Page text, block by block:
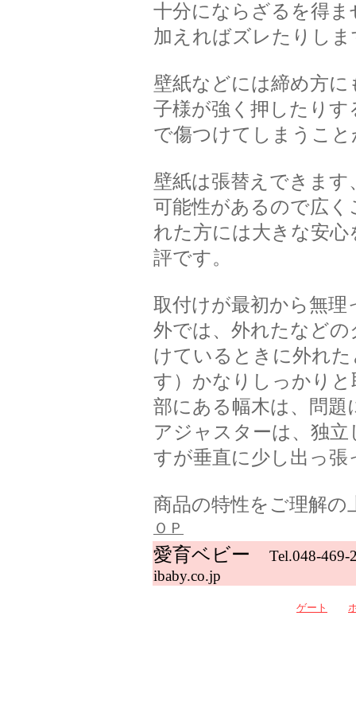
十分にならざるを得
加えればズレたりしま
壁紙などには締め方
子様が強く押したり
で傷つけてしまうこ
壁紙は張替えできま
可能性があるので広
れた方には大きな安
評です。
取付けが最初から無
外では、外れたなど
けているときに外れ
す）かなりしっかり
部にある幅木は、問
アジャスターは、独
すが垂直に少し出っ
商品の特性をご理解の
ＯＰ
愛育ベビー
Tel.048-
ibaby.co.jp
ゲート